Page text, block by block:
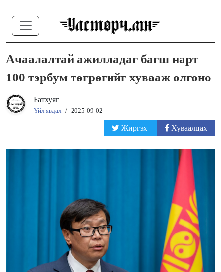
Ачаалалтай ажилладаг багш нарт
100 тэрбум төгрөгийг хувааж олгоно
Батхуяг
Үйл явдал / 2025-09-02
Жиргэх Хуваалцах